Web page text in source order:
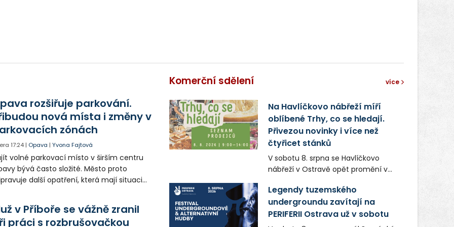
rozšiřuje parkování.
nová místa i změny v
zónách
17:24 | Opava |Yvona Fajtová
volné parkovací místo v širším centru
bývá často složité. Město proto
další opatření, která mají situaci
řidiče v parkovacích zónách.
v Příboře se vážně zranil
práci s rozbrušovačkou
Komerční sdělení více
Na Havlíčkovo nábřeží míří
oblíbené Trhy, co se hledají.
Přivezou novinky i více než
čtyřicet stánků
V sobotu 8. srpna se Havlíčkovo
nábřeží v Ostravě opět promění v
lokálních výrobků. Trhy, co se hledají
tentokrát nabídnou více než čtyřicet
pečlivě vybraných stánků s kvalitní
gastronomií, farmářskými produkty,
Legendy tuzemského
undergroundu zavítají na
PERIFERII Ostrava už v sobotu